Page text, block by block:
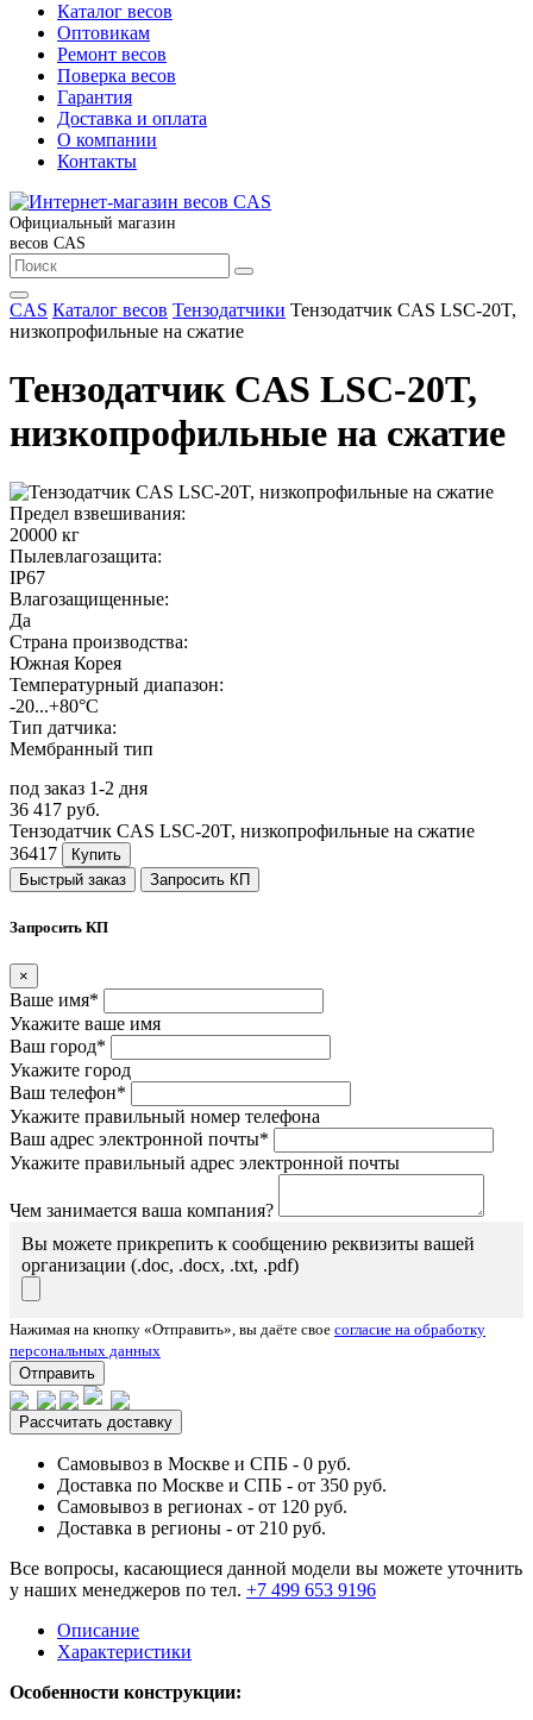
Каталог весов
Оптовикам
Ремонт весов
Поверка весов
Гарантия
Доставка и оплата
О компании
Контакты
Официальный магазин
весов CAS
CAS Каталог весов Тензодатчики Тензодатчик CAS LSC-20T,
низкопрофильные на сжатие
Тензодатчик CAS LSC-20T,
низкопрофильные на сжатие
Предел взвешивания:
20000 кг
Пылевлагозащита:
IP67
Влагозащищенные:
Да
Страна производства:
Южная Корея
Температурный диапазон:
-20...+80°C
Тип датчика:
Мембранный тип
под заказ 1-2 дня
36 417 руб.
Тензодатчик CAS LSC-20T, низкопрофильные на сжатие
36417
Купить
Быстрый заказ
Запросить КП
Запросить КП
×
Ваше имя*
Укажите ваше имя
Ваш город*
Укажите город
Ваш телефон*
Укажите правильный номер телефона
Ваш адрес электронной почты*
Укажите правильный адрес электронной почты
Чем занимается ваша компания?
Вы можете прикрепить к сообщению реквизиты вашей
организации (.doc, .docx, .txt, .pdf)
Нажимая на кнопку «Отправить», вы даёте свое согласие на обработку
персональных данных
Отправить
Рассчитать доставку
Самовывоз в Москве и СПБ - 0 руб.
Доставка по Москве и СПБ - от 350 руб.
Самовывоз в регионах - от 120 руб.
Доставка в регионы - от 210 руб.
Все вопросы, касающиеся данной модели вы можете уточнить
у наших менеджеров по тел. +7 499 653 9196
Описание
Характеристики
Особенности конструкции: